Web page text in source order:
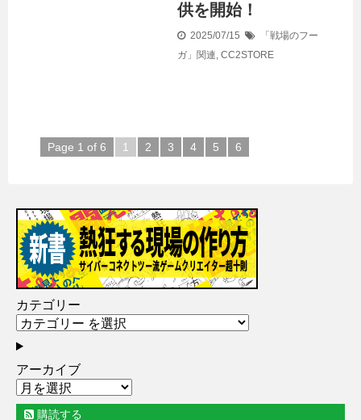
供を開始！
2025/07/15
「戦場のフー
ガ」関連, CC2STORE
Page 1 of 6 1 2 3 4 5 6
カテゴリー
アーカイブ
購読する